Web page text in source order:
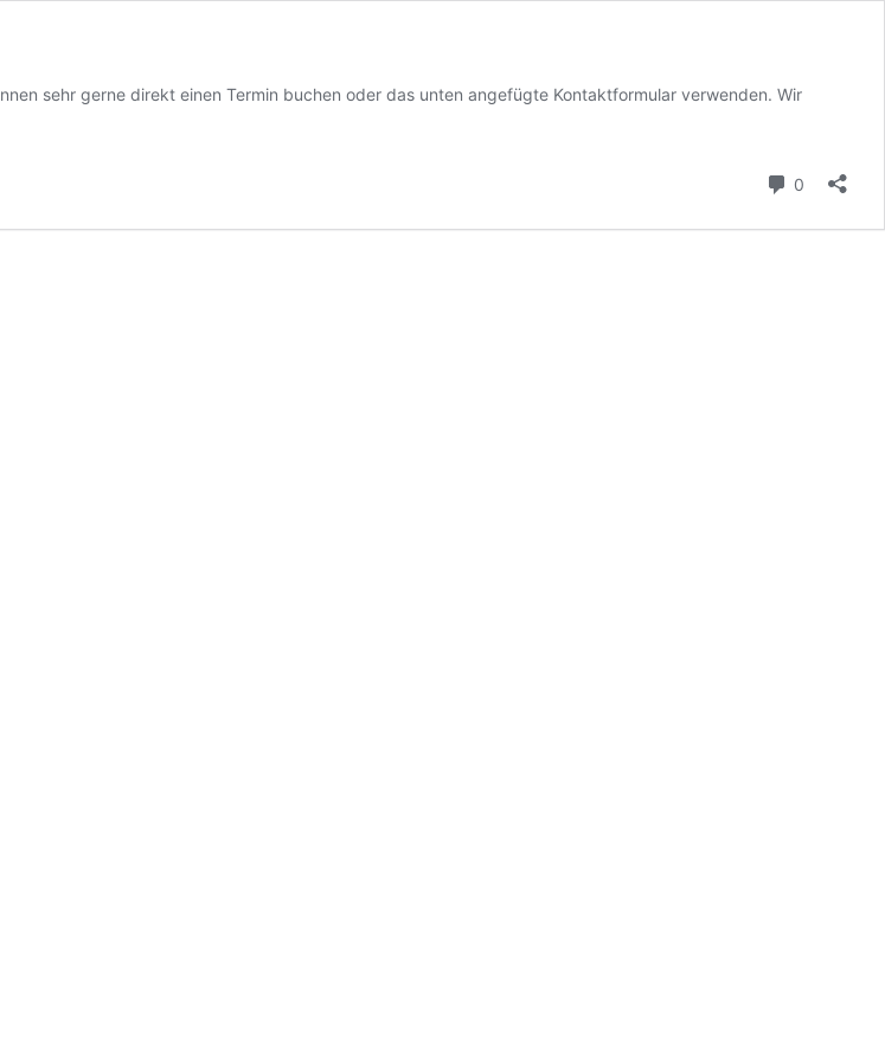
sehr gerne direkt einen Termin buchen oder das unten angefügte Kontaktformular verwenden. Wir
0